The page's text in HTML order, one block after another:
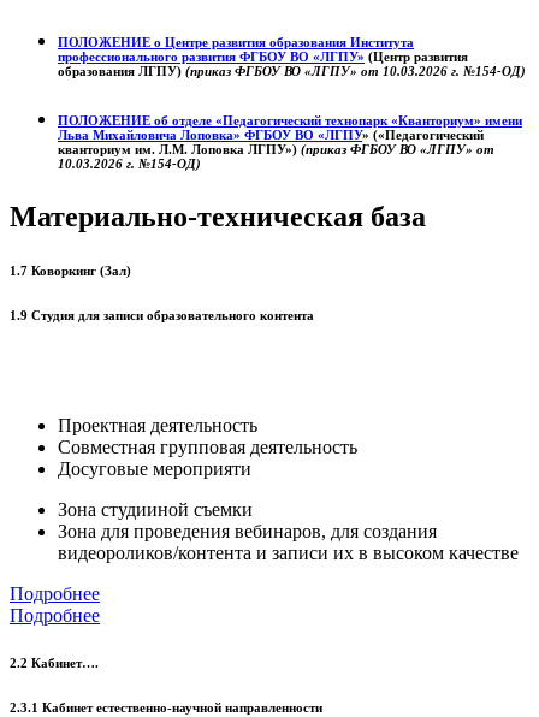
ПОЛОЖЕНИЕ о Центре развития образования Института
профессионального развития ФГБОУ ВО «ЛГПУ» (Центр развития
образования ЛГПУ) (приказ ФГБОУ ВО «ЛГПУ» от 10.03.2026 г. №154-ОД)
ПОЛОЖЕНИЕ об отделе «Педагогический технопарк «Кванториум» имени
Льва Михайловича Лоповка» ФГБОУ ВО «ЛГПУ» («Педагогический
кванториум им. Л.М. Лоповка ЛГПУ») (приказ ФГБОУ ВО «ЛГПУ» от
10.03.2026 г. №154-ОД)
Материально-техническая база
1.7 Коворкинг (Зал)
1.9 Студия для записи образовательного контента
Проектная деятельность
Совместная групповая деятельность
Досуговые мероприяти
Зона студииной съемки
Зона для проведения вебинаров, для создания
видеороликов/контента и записи их в высоком качестве
Подробнее
Подробнее
2.2 Кабинет….
2.3.1 Кабинет естественно-научной направленности